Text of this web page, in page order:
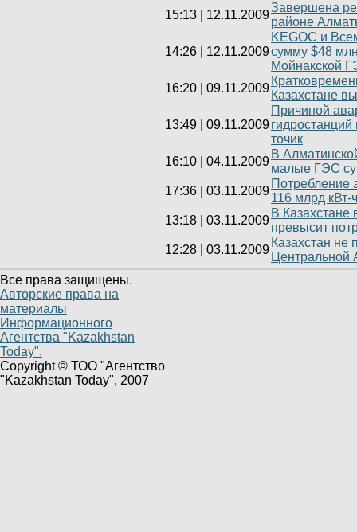
15:13
12.11.2009
Завершена
районе
14:26 12.11.2009
KEGOC и
сумму $48
Мойнакской
16:20
09.11.2009
Казахстане
13:49 09.11.2009
Причиной
гидростанций
точик
16:10
04.11.2009
В
малые ГЭС
17:36
03.11.2009
Потребление
116 млрд кВт-
13:18
03.11.2009
В Казахстане
превысит
12:28
03.11.2009
Казахстан не
Все права защищены.
Авторские права на
материалы
Информационного
Агентства "Kazakhstan
Today".
Copyright © ТОО "Агентство
"Kazakhstan Today", 2007